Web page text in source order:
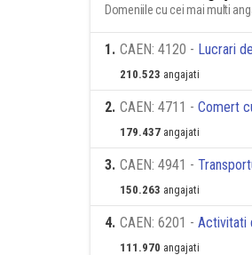
Domeniile cu cei mai multi
1. CAEN: 4120 - Lucrari
210.523 angajati
2. CAEN: 4711 - Comert
179.437 angajati
3. CAEN: 4941 -
150.263 angajati
4. CAEN: 6201 - Activitati
111.970 angajati